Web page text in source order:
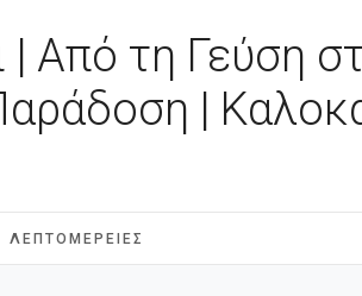
| Από τη Γεύση
|
ΛΕΠΤΟΜΈΡΕΙΕΣ